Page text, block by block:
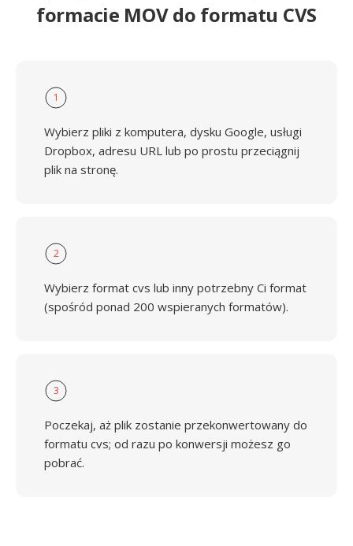
formacie MOV do formatu CVS
1
Wybierz pliki z komputera, dysku Google, usługi
Dropbox, adresu URL lub po prostu przeciągnij
plik na stronę.
2
Wybierz format cvs lub inny potrzebny Ci format
(spośród ponad 200 wspieranych formatów).
3
Poczekaj, aż plik zostanie przekonwertowany do
formatu cvs; od razu po konwersji możesz go
pobrać.